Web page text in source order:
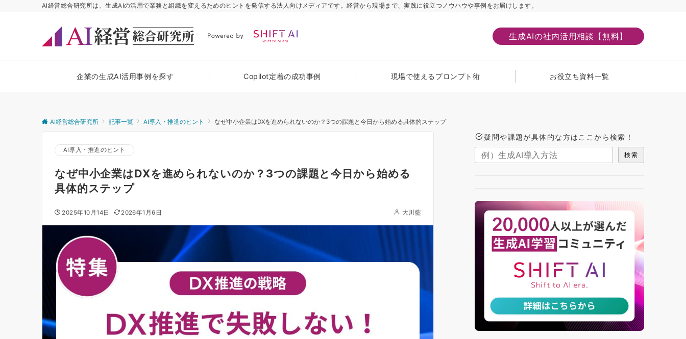
AI経営総合研究所は、生成AIの活用で業務と組織を変えるためのヒントを発信する法人向けメディアです。経営から現場まで、実践に役立つノウハウや事例をお届けします。
生成AIの社内活用相談【無料】
企業の生成AI活用事例を探す Copilot定着の成功事例 現場で使えるプロンプト術 お役立ち資料一覧
AI経営総合研究所 記事一覧 AI導入・推進のヒント なぜ中小企業はDXを進められないのか？3つの課題と今日から始める具体的ステップ
AI導入・推進のヒント
なぜ中小企業はDXを進められないのか？3つの課題と今日から始める
具体的ステップ
2025年10月14日 2026年1月6日 大川藍
疑問や課題が具体的な方はここから検索！
検索